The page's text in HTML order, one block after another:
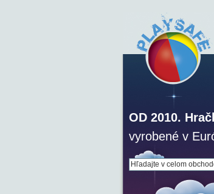
OD 2010.
vyrobené v